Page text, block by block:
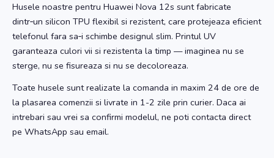
Husele noastre pentru Huawei Nova 12s sunt fabricate
dintr‑un silicon TPU flexibil si rezistent, care protejeaza eficient
telefonul fara sa‑i schimbe designul slim. Printul UV
garanteaza culori vii si rezistenta la timp — imaginea nu se
sterge, nu se fisureaza si nu se decoloreaza.
Toate husele sunt realizate la comanda in maxim 24 de ore de
la plasarea comenzii si livrate in 1-2 zile prin curier. Daca ai
intrebari sau vrei sa confirmi modelul, ne poti contacta direct
pe WhatsApp sau email.